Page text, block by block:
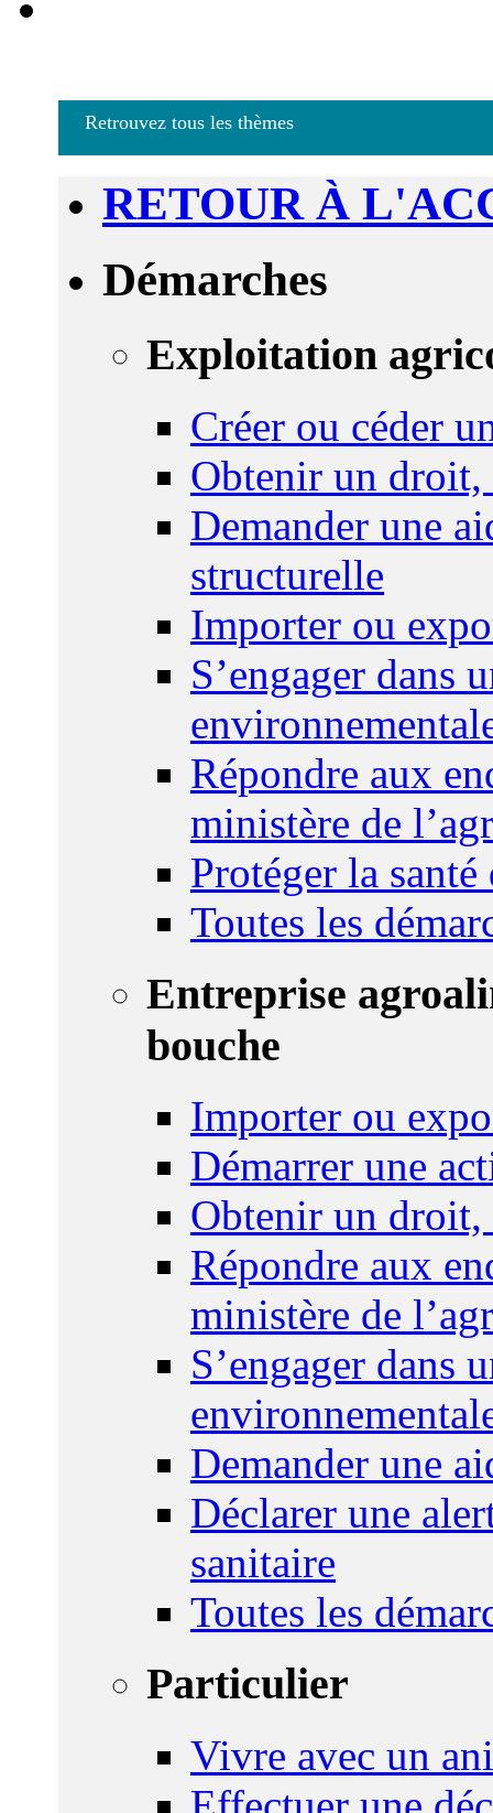
Retrouvez tous les thèmes
RETOUR À
Démarches
Exploitation
Créer ou céder
Obtenir un droit,
Demander une
structurelle
Importer ou
S’engager dans
Répondre aux
ministère de
Protéger la
Toutes les
Entreprise
bouche
Importer ou
Démarrer une
Obtenir un droit,
Répondre aux
ministère de
S’engager dans
Demander une
Déclarer une
sanitaire
Toutes les
Particulier
Vivre avec un